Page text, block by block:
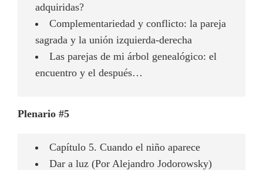
adquiridas?
Complementariedad y conflicto: la pareja
sagrada y la unión izquierda-derecha
Las parejas de mi árbol genealógico: el
encuentro y el después…
Plenario #5
Capítulo 5. Cuando el niño aparece
Dar a luz (Por Alejandro Jodorowsky)